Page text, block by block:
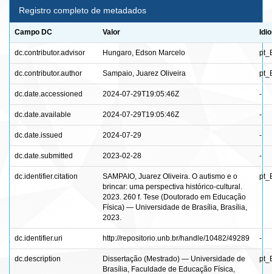
Registro completo de metadados
Campo DC Valor
dc.contributor.advisor Hungaro, Edson Marcelo
dc.contributor.author Sampaio, Juarez Oliveira
dc.date.accessioned 2024-07-29T19:05:46Z -
dc.date.available 2024-07-29T19:05:46Z -
dc.date.issued 2024-07-29 -
dc.date.submitted 2023-02-28 -
dc.identifier.citation
SAMPAIO, Juarez Oliveira. O autismo e o
brincar: uma perspectiva histórico-cultural.
2023. 260 f. Tese (Doutorado em Educação
Física) — Universidade de Brasília, Brasília,
2023.
dc.identifier.uri http://repositorio.unb.br/handle/10482/49289 -
dc.description
Dissertação (Mestrado) — Universidade de
Brasília, Faculdade de Educação Física,